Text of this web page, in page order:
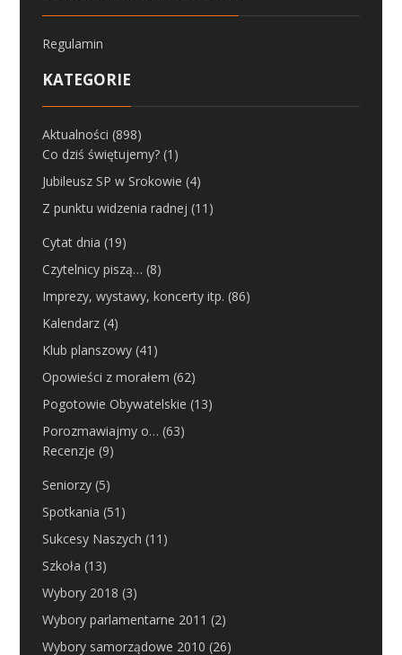
Regulamin
KATEGORIE
Aktualności (898)
Co dziś świętujemy?(1)
Jubileusz SP w Srokowie (4)
Z punktu widzenia radnej (11)
Cytat dnia (19)
Czytelnicy piszą… (8)
Imprezy, wystawy, koncerty itp. (86)
Kalendarz(4)
Klub planszowy(41)
Opowieści z morałem (62)
Pogotowie Obywatelskie (13)
Porozmawiajmy o… (63)
Recenzje (9)
Seniorzy(5)
Spotkania (51)
Sukcesy Naszych (11)
Szkoła (13)
Wybory 2018 (3)
Wybory parlamentarne 2011 (2)
Wybory samorządowe 2010 (26)